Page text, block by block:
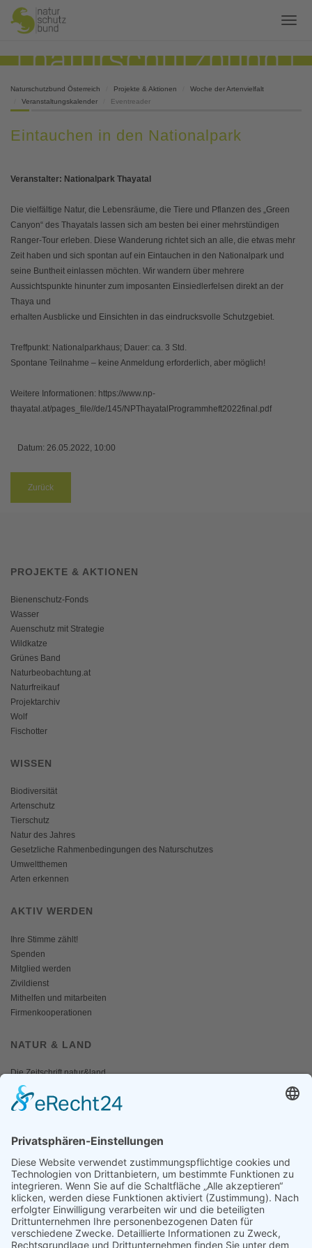
Naturschutzbund Österreich Projekte & Aktionen
Woche der Artenvielfalt
Veranstaltungskalender
Eventreader
Eintauchen in den Nationalpark
Veranstalter: Nationalpark Thayatal
Die vielfältige Natur, die Lebensräume, die Tiere und Pflanzen des „Green
Canyon“ des Thayatals lassen sich am besten bei einer mehrstündigen
Ranger-Tour erleben. Diese Wanderung richtet sich an alle, die etwas mehr
Zeit haben und sich spontan auf ein Eintauchen in den Nationalpark und
seine Buntheit einlassen möchten. Wir wandern über mehrere
Aussichtspunkte hinunter zum imposanten Einsiedlerfelsen direkt an der
Thaya und
erhalten Ausblicke und Einsichten in das eindrucksvolle Schutzgebiet.
Treffpunkt: Nationalparkhaus; Dauer: ca. 3 Std.
Spontane Teilnahme – keine Anmeldung erforderlich, aber möglich!
Weitere Informationen: https://www.np-
thayatal.at/pages_file//de/145/NPThayatalProgrammheft2022final.pdf
Datum: 26.05.2022, 10:00
Zurück
PROJEKTE & AKTIONEN
Bienenschutz-Fonds
Wasser
Auenschutz mit Strategie
Wildkatze
Grünes Band
Naturbeobachtung.at
Naturfreikauf
Projektarchiv
Wolf
Fischotter
WISSEN
Biodiversität
Artenschutz
Tierschutz
Natur des Jahres
Gesetzliche Rahmenbedingungen des Naturschutzes
Umweltthemen
Arten erkennen
AKTIV WERDEN
Ihre Stimme zählt!
Spenden
Mitglied werden
Zivildienst
Mithelfen und mitarbeiten
Firmenkooperationen
NATUR & LAND
Die Zeitschrift natur&land
Archiv
Mediadaten
Fotos und Logos
Presseaussendungen
Presse
Presseinformationen abonnieren
ÜBER UNS